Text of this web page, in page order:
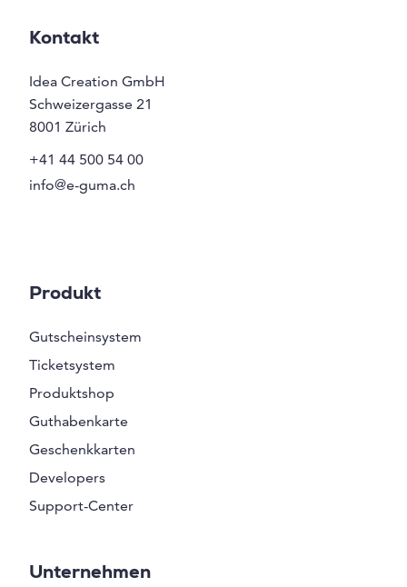
Kontakt
Idea Creation GmbH
Schweizergasse 21
8001 Zürich
+41 44 500 54 00
info@e-guma.ch
Produkt
Gutscheinsystem
Ticketsystem
Produktshop
Guthabenkarte
Geschenkkarten
Developers
Support-Center
Unternehmen